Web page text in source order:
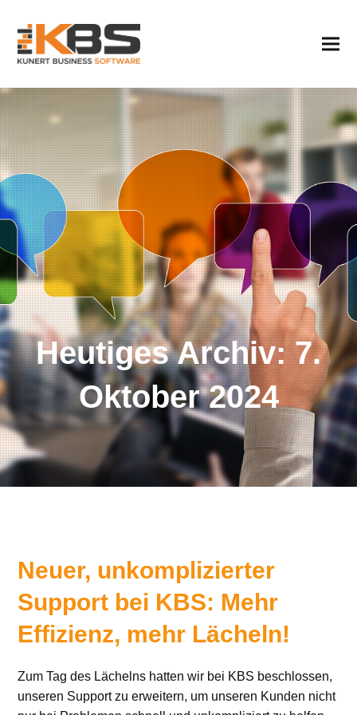
Heutiges Archiv: 7.
Oktober 2024
Neuer, unkomplizierter
Support bei KBS: Mehr
Effizienz, mehr Lächeln!
Zum Tag des Lächelns hatten wir bei KBS beschlossen,
unseren Support zu erweitern, um unseren Kunden nicht